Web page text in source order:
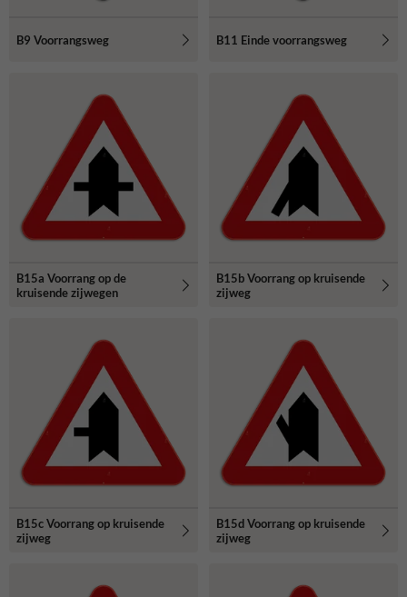
B9 Voorrangsweg B11 Einde voorrangsweg
B15a Voorrang op de
kruisende zijwegen
B15b Voorrang op kruisende
zijweg
B15c Voorrang op kruisende
zijweg
B15d Voorrang op kruisende
zijweg